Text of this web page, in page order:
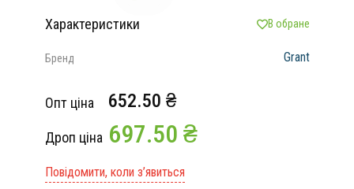
Характеристики В обране
Бренд Grant
Опт ціна 652.50 ₴
Дроп ціна 697.50 ₴
Повідомити, коли з’явиться